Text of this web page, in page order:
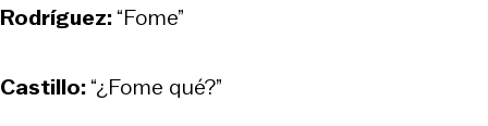
Rodríguez:“Fome”
Castillo:“¿Fome qué?”